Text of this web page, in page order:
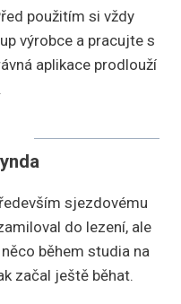
použitím si vždy
výrobce a pracujte s
aplikace prodlouží
sjezdovému
do lezení, ale
během studia na
začal ještě běhat.